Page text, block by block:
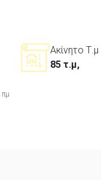
Ακίνητο Τ.μ
85 τ.μ,